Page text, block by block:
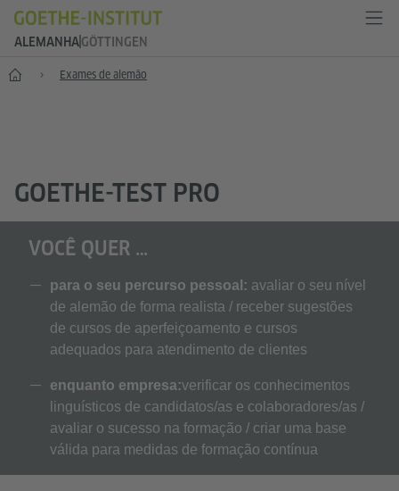
ALEMANHAGÖTTINGEN
-- Exames de alemão
GOETHE-TEST PRO
VOCÊ QUER …
para o seu percurso pessoal: avaliar o seu nível
de alemão de forma realista / receber sugestões
de cursos de aperfeiçoamento e cursos
adequados para atendimento de clientes
enquanto empresa:verificar os conhecimentos
linguísticos de candidatos/as e colaboradores/as /
avaliar o sucesso na formação / criar uma base
válida para medidas de formação contínua